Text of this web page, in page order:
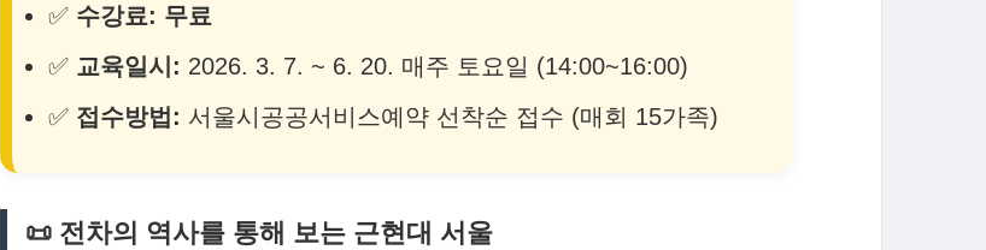
✅ 수강료: 무료
✅ 교육일시: 2026. 3. 7. ~ 6. 20. 매주 토요일 (14:00~16:00)
✅ 접수방법: 서울시공공서비스예약 선착순 접수 (매회 15가족)
📜 전차의 역사를 통해 보는 근현대 서울